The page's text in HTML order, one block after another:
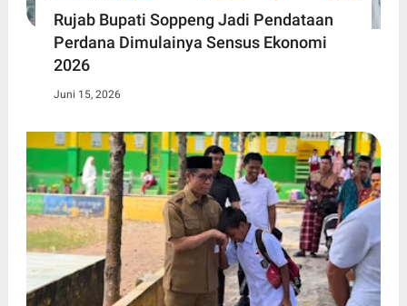
Rujab Bupati Soppeng Jadi Pendataan
Perdana Dimulainya Sensus Ekonomi
2026
Juni 15, 2026